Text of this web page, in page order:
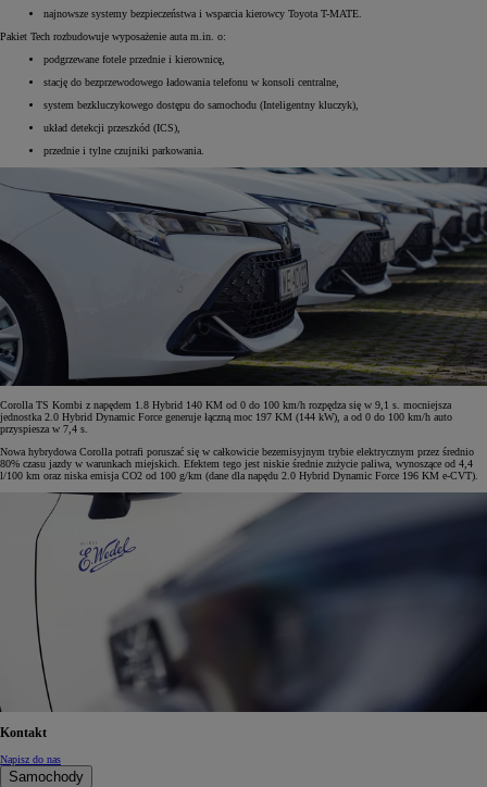
najnowsze systemy bezpieczeństwa i wsparcia kierowcy Toyota T-MATE.
Pakiet Tech rozbudowuje wyposażenie auta m.in. o:
podgrzewane fotele przednie i kierownicę,
stację do bezprzewodowego ładowania telefonu w konsoli centralne,
system bezkluczykowego dostępu do samochodu (Inteligentny kluczyk),
układ detekcji przeszkód (ICS),
przednie i tylne czujniki parkowania.
Corolla TS Kombi z napędem 1.8 Hybrid 140 KM od 0 do 100 km/h rozpędza się w 9,1 s. mocniejsza
jednostka 2.0 Hybrid Dynamic Force generuje łączną moc 197 KM (144 kW), a od 0 do 100 km/h auto
przyspiesza w 7,4 s.
Nowa hybrydowa Corolla potrafi poruszać się w całkowicie bezemisyjnym trybie elektrycznym przez średnio
80% czasu jazdy w warunkach miejskich. Efektem tego jest niskie średnie zużycie paliwa, wynoszące od 4,4
l/100 km oraz niska emisja CO2 od 100 g/km (dane dla napędu 2.0 Hybrid Dynamic Force 196 KM e-CVT).
Kontakt
Napisz do nas
Samochody